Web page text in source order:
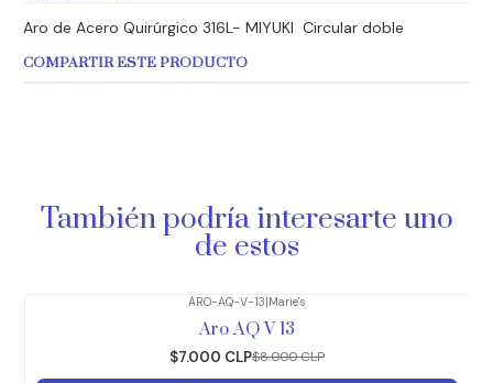
Aro de Acero Quirúrgico 316L- MIYUKI Circular doble
COMPARTIR ESTE PRODUCTO
También podría interesarte uno
de estos
ARO-AQ-V-13|Marie's
Aro AQ V 13
$7.000 CLP$8.000 CLP